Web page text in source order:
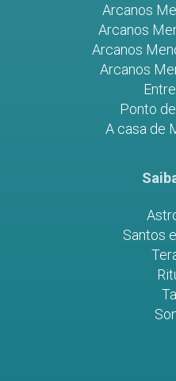
Arcanos
Arcanos
Arcanos
Arcanos
Ponto
A casa de
Santos